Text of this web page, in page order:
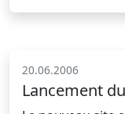
20.06.2006
Lancement